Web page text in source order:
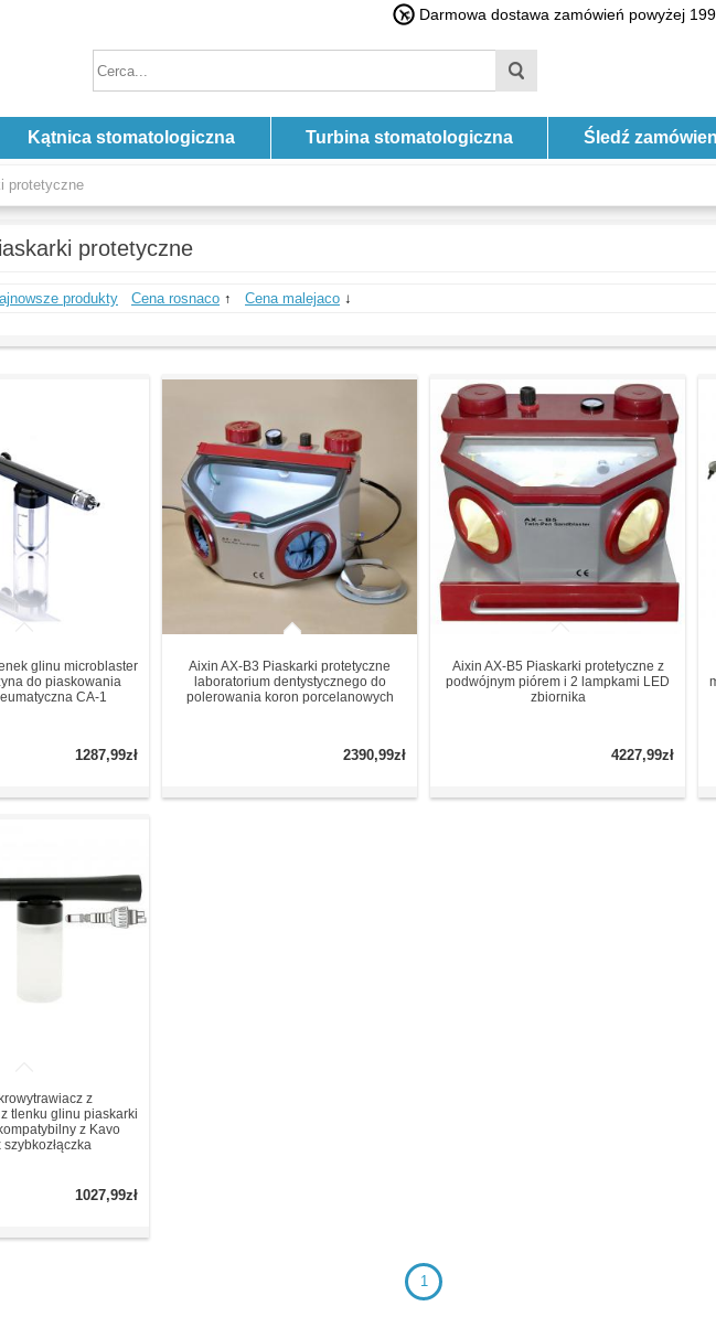
Darmowa dostawa zamówień powyżej
Kątnica stomatologiczna Turbina stomatologiczna Śledź
protetyczne
protetyczne
produkty Cena rosnaco ↑ Cena malejaco ↓
glinu microblaster
do piaskowania
CA-1
1287,99zł
Aixin AX-B3 Piaskarki protetyczne
laboratorium dentystycznego do
polerowania koron porcelanowych
2390,99zł
Aixin AX-B5 Piaskarki protetyczne z
podwójnym piórem i 2 lampkami LED
zbiornika
4227,99zł
z
tlenku glinu piaskarki
z Kavo
szybkozłączka
1027,99zł
1